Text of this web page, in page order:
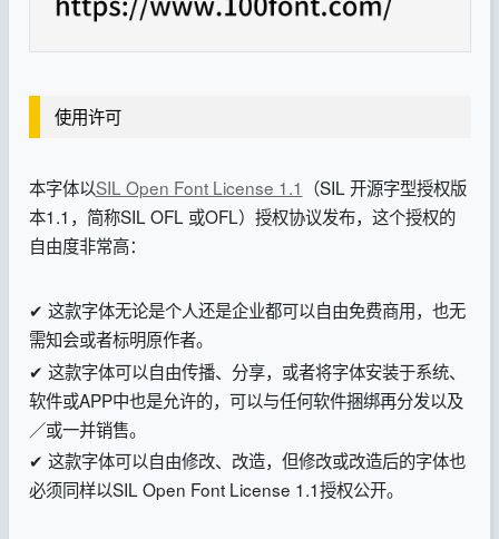
使用许可
本字体以SIL Open Font License 1.1 （SIL 开源字型授权版
本1.1，简称SIL OFL 或OFL）授权协议发布，这个授权的
自由度非常高：
✔ 这款字体无论是个人还是企业都可以自由免费商用，也无
需知会或者标明原作者。
✔ 这款字体可以自由传播、分享，或者将字体安装于系统、
软件或APP中也是允许的，可以与任何软件捆绑再分发以及
／或一并销售。
✔ 这款字体可以自由修改、改造，但修改或改造后的字体也
必须同样以SIL Open Font License 1.1授权公开。